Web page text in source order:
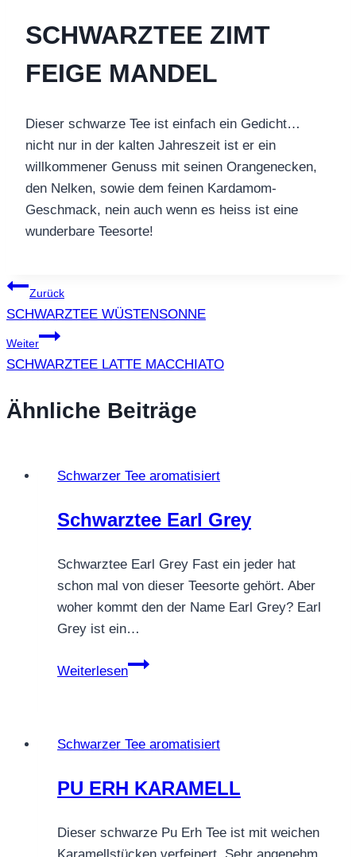
SCHWARZTEE ZIMT
FEIGE MANDEL
Dieser schwarze Tee ist einfach ein Gedicht…
nicht nur in der kalten Jahreszeit ist er ein
willkommener Genuss mit seinen Orangenecken,
den Nelken, sowie dem feinen Kardamom-
Geschmack, nein auch wenn es heiss ist eine
wunderbare Teesorte!
Beitragsnavigation
Zurück
SCHWARZTEE WÜSTENSONNE
Weiter
SCHWARZTEE LATTE MACCHIATO
Ähnliche Beiträge
Schwarzer Tee aromatisiert
Schwarztee Earl Grey
Schwarztee Earl Grey Fast ein jeder hat
schon mal von dieser Teesorte gehört. Aber
woher kommt den der Name Earl Grey? Earl
Grey ist ein…
Weiterlesen
Schwarztee
Schwarzer Tee aromatisiert
PU ERH KARAMELL
Dieser schwarze Pu Erh Tee ist mit weichen